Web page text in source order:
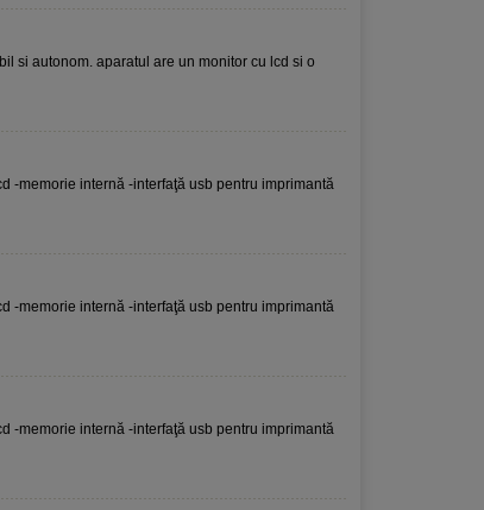
si autonom. aparatul are un monitor cu lcd si o
-memorie internă -interfaţă usb pentru imprimantă
-memorie internă -interfaţă usb pentru imprimantă
-memorie internă -interfaţă usb pentru imprimantă